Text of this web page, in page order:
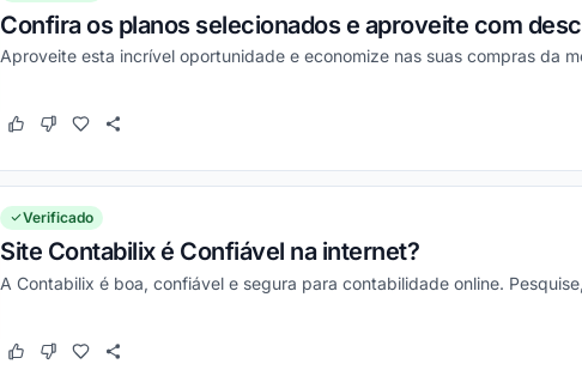
Confira os planos selecionados e aproveite com
Aproveite esta incrível oportunidade e economize nas suas compras da
Este cupom funcionou
Este cupom não funcionou
Verificado
Site Contabilix é Confiável na internet?
A Contabilix é boa, confiável e segura para contabilidade online.
Este cupom funcionou
Este cupom não funcionou